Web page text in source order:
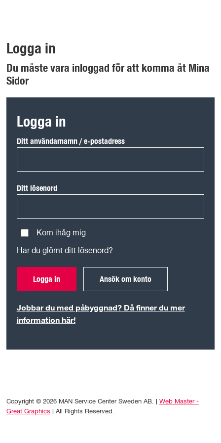
Logga in
Du måste vara inloggad för att komma åt Mina
Sidor
Logga in
Ditt användarnamn / e-postadress
Ditt lösenord
Kom ihåg mig
Har du glömt ditt lösenord?
Logga in Ansök om konto
Jobbar du med påbyggnad? Då finner du mer
information här!
Copyright © 2026 MAN Service Center Sweden AB. | Web Master -
Great Graphics | All Rights Reserved.